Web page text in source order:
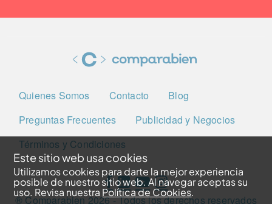
Quienes Somos Contacto
Blog
Preguntas Frecuentes
Publicidad y Negocios
Términos y Condiciones
® Comparabien2026- Todos los derechos reservados
Este sitio web usa cookies
Utilizamos cookies para darte la mejor experiencia
posible de nuestro sitio web. Al navegar aceptas su
uso. Revisa nuestra Política de Cookies.